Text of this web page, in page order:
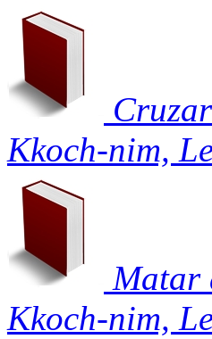
Kkoch-nim,
Matar
Kkoch-nim,